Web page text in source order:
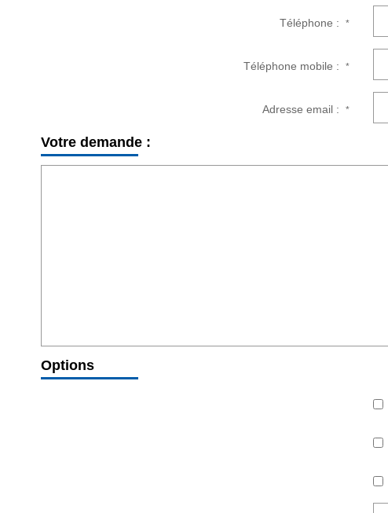
Téléphone :*
Téléphone mobile :*
Adresse email :*
Votre demande :
Options